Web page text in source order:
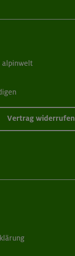
alpinwelt
Vertrag widerrufen